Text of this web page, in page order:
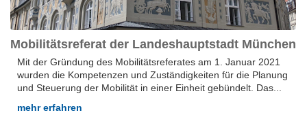
Mobilitätsreferat der Landeshauptstadt München
Mit der Gründung des Mobilitätsreferates am 1. Januar 2021
wurden die Kompetenzen und Zuständigkeiten für die Planung
und Steuerung der Mobilität in einer Einheit gebündelt. Das...
mehr erfahren